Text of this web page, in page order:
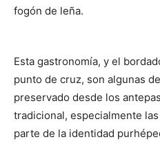
fogón de leña.
Esta gastronomía, y el
punto de cruz, son algunas
preservado desde los
tradicional, especialmente
parte de la identidad